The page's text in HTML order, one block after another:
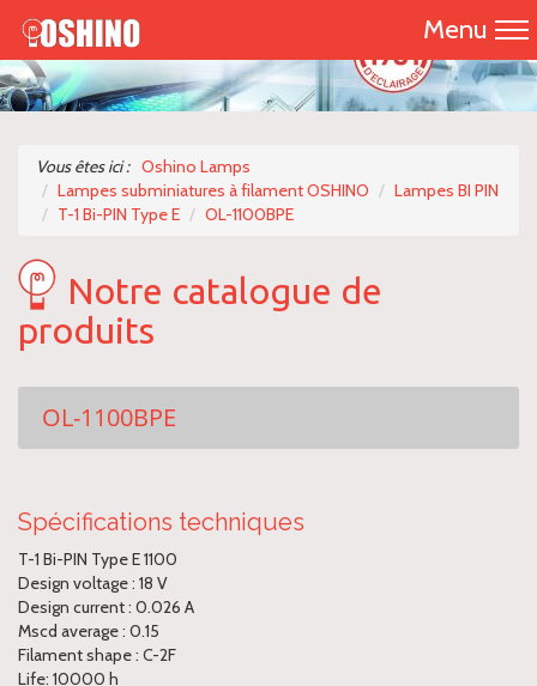
Menu
Accueil
Catalogue 2026
Vous êtes ici : Oshino Lamps
Lampes subminiatures à filament OSHINO
Lampes BI PIN
T-1 Bi-PIN Type E
OL-1100BPE
Notre catalogue de
produits
OL-1100BPE
Spécifications techniques
T-1 Bi-PIN Type E 1100
Design voltage : 18 V
Design current : 0.026 A
Mscd average : 0.15
Filament shape : C-2F
Life: 10000 h